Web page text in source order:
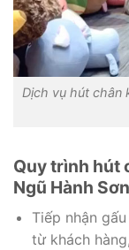
Dịch vụ hút chân
Quy trình hút
Ngũ Hành
Tiếp nhận
từ khách